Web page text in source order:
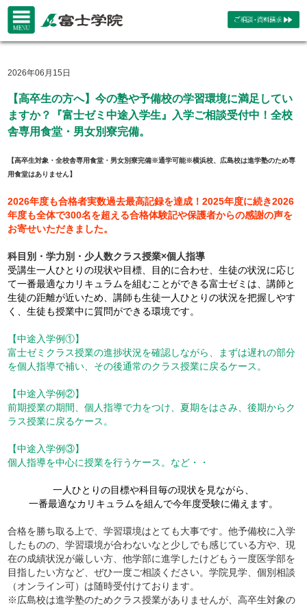
2026年06月15日
【高卒生の方へ】今の塾や予備校の学習環境に満足してい
ますか？『富士ゼミ中途入学生』入学ご相談受付中！全校
舎専用食堂・男女別寮完備。
【高卒生対象・全校舎専用食堂・男女別寮完備※通学可能※横浜校、広島校は進学塾のため専
用食堂はありません】
2026年度も合格者実数過去最高記録を達成！2025年度に続き2026
年度も全体で300名を超える合格体験記や保護者からの感謝の声を
お寄せいただきました。
科目別・学力別・少人数クラス授業×個人指導
受講生一人ひとりの現状や目標、目的に合わせ、生徒の状況に応じ
て一番最適なカリキュラムを組むことができる富士ゼミは、講師と
生徒の距離が近いため、講師も生徒一人ひとりの状況を把握しやす
く、生徒も授業中に質問ができる環境です。
【中途入学例①】
富士ゼミクラス授業の進捗状況を確認しながら、まずは遅れの部分
を個人指導で補い、その後通常のクラス授業に戻るケース。
【中途入学例②】
前期授業の期間、個人指導で力をつけ、夏期をはさみ、後期からク
ラス授業に戻るケース。
【中途入学例③】
個人指導を中心に授業を行うケース。など・・
一人ひとりの目標や科目毎の現状を見ながら、
一番最適なカリキュラムを組んで今年度受験に備えます。
合格を勝ち取る上で、学習環境はとても大事です。他予備校に入学
したものの、学習環境が合わないなと少しでも感じている方や、現
在の成績状況が厳しい方、他学部に進学したけどもう一度医学部を
目指したい方など、ぜひ一度ご相談ください。学院見学、個別相談
（オンライン可）は随時受付けております。
※広島校は進学塾のためクラス授業がありませんが、高卒生対象の